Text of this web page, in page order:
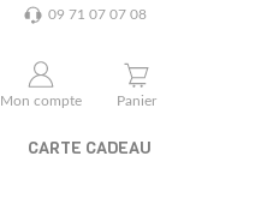
09 71 07 07 08
Mon compte Panier
CARTE CADEAU